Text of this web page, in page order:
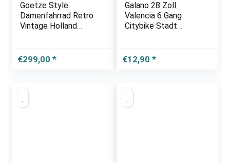
Goetze Style
Damenfahrrad Retro
Vintage Holland
Rücktrittbremse,
Tiefeinstieger, Korb
€299,00
Galano 28 Zoll
Valencia 6 Gang
Citybike Stadt
€12,90